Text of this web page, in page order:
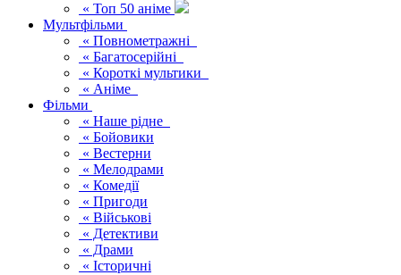
« Топ 50 аніме
Мультфільми
« Повнометражні
« Багатосерійні
« Короткі мультики
« Аніме
Фільми
« Наше рідне
« Бойовики
« Вестерни
« Мелодрами
« Комедії
« Пригоди
« Військові
« Детективи
« Драми
« Історичні